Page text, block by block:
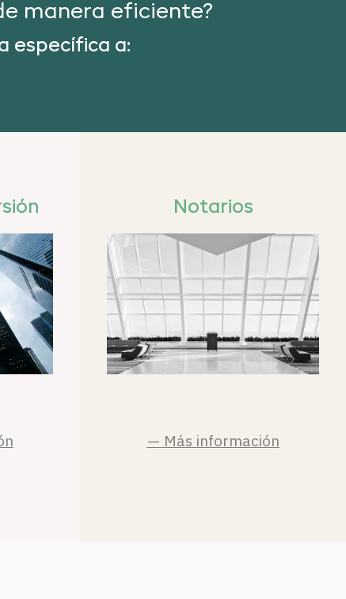
manera eficiente?
específica a:
Notarios
— Más información